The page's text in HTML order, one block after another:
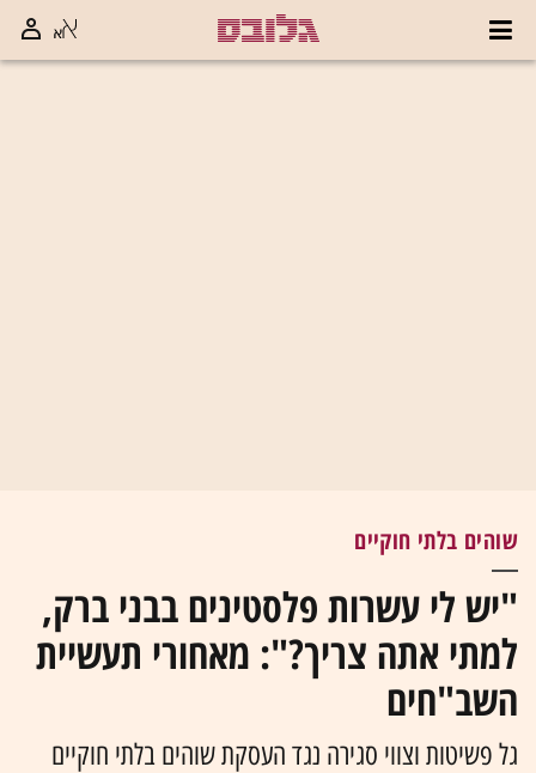
שוהים בלתי חוקיים
"יש לי עשרות פלסטינים בבני ברק,
למתי אתה צריך?": מאחורי תעשיית
השב"חים
גל פשיטות וצווי סגירה נגד העסקת שוהים בלתי חוקיים